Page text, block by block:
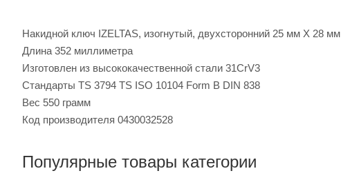
Накидной ключ IZELTAS, изогнутый, двухсторонний 25 мм Х 28 мм
Длина 352 миллиметра
Изготовлен из высококачественной стали 31CrV3
Стандарты TS 3794 TS ISO 10104 Form B DIN 838
Вес 550 грамм
Код производителя 0430032528
Популярные товары категории